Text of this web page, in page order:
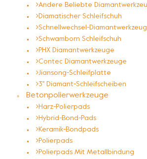
Andere Beliebte
Diamatischer Schleifschuh
Schnellwechsel-
Schwamborn Schleifschuh
PHX Diamantwerkzeuge
Contec Diamantwerkzeuge
Jiansong-Schleifplatte
3'' Diamant-Schleifscheiben
Betonpolierwerkzeuge
Harz-Polierpads
Hybrid-Bond-Pads
Keramik-Bondpads
Polierpads
Polierpads Mit Metallbindung